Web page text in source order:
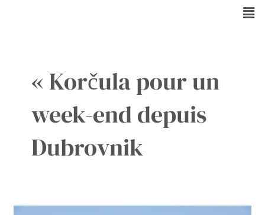
« Korčula pour un
week-end depuis
Dubrovnik